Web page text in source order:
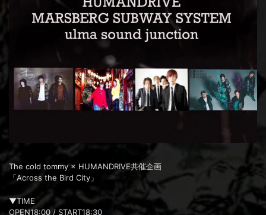
The cold tommy × HUMANDRIVE共催企画
「Across the Bird City」
▼TIME
OPEN18:00 / START18:30